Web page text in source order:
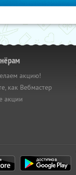
акцию!
как Вебмастер
акции